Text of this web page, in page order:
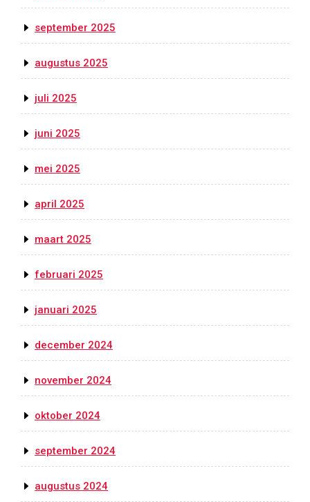
september 2025
augustus 2025
juli 2025
juni 2025
mei 2025
april 2025
maart 2025
februari 2025
januari 2025
december 2024
november 2024
oktober 2024
september 2024
augustus 2024